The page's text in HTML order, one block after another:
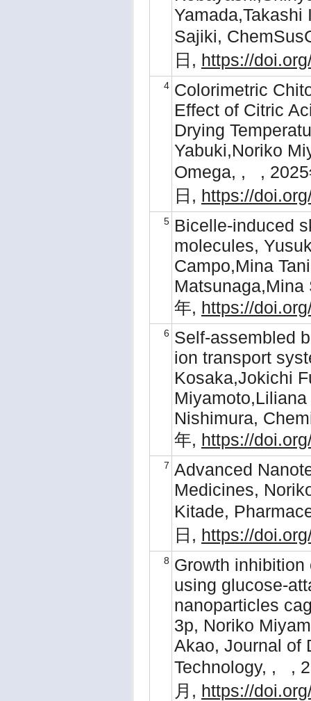
Yamada,Takashi
Sajiki,
日, https://
4 Colorimetric
Effect of Citric
Drying
Yabuki,Noriko
Omega, , , 2025
日, https://
5 Bicelle-induced
molecules,
Campo,Mina
年, https://
6 Self-assembled
ion transport
Kosaka,Jokichi
Nishimura,
年, https://
7 Advanced
Medicines,
Kitade,
日, https://
8 Growth
using glucose-
nanoparticles
3p, Noriko
Akao, Journal of
Technology, , ,
月, https://